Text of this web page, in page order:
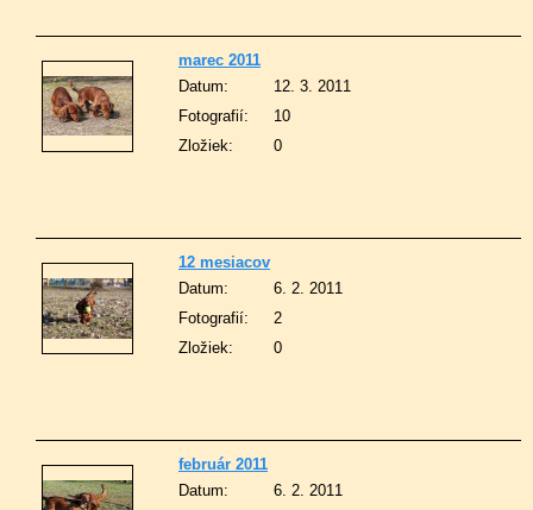
marec 2011
Datum:
12. 3. 2011
Fotografií:
10
Zložiek:
0
12 mesiacov
Datum:
6. 2. 2011
Fotografií:
2
Zložiek:
0
február 2011
Datum:
6. 2. 2011